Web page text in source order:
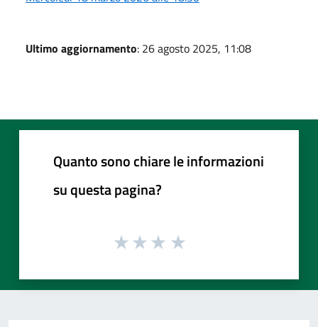
Ultimo aggiornamento: 26 agosto 2025, 11:08
Quanto sono chiare le informazioni
su questa pagina?